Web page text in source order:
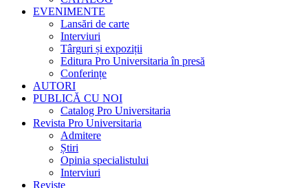
EVENIMENTE
Lansări de carte
Interviuri
Târguri și expoziții
Editura Pro Universitaria în presă
Conferințe
AUTORI
PUBLICĂ CU NOI
Catalog Pro Universitaria
Revista Pro Universitaria
Admitere
Știri
Opinia specialistului
Interviuri
Reviste